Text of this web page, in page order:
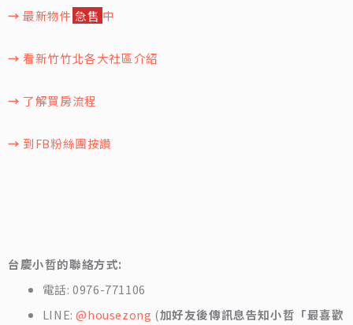
→ 最新物件 急售 中
→ 看新竹竹北各大社區介紹
→ 了解買房流程
→ 到FB粉絲團按讚
台慶小哲的聯絡方式:
電話: 0976-771106
LINE:@housezong (加好友後傳訊息告知小哲「最喜歡